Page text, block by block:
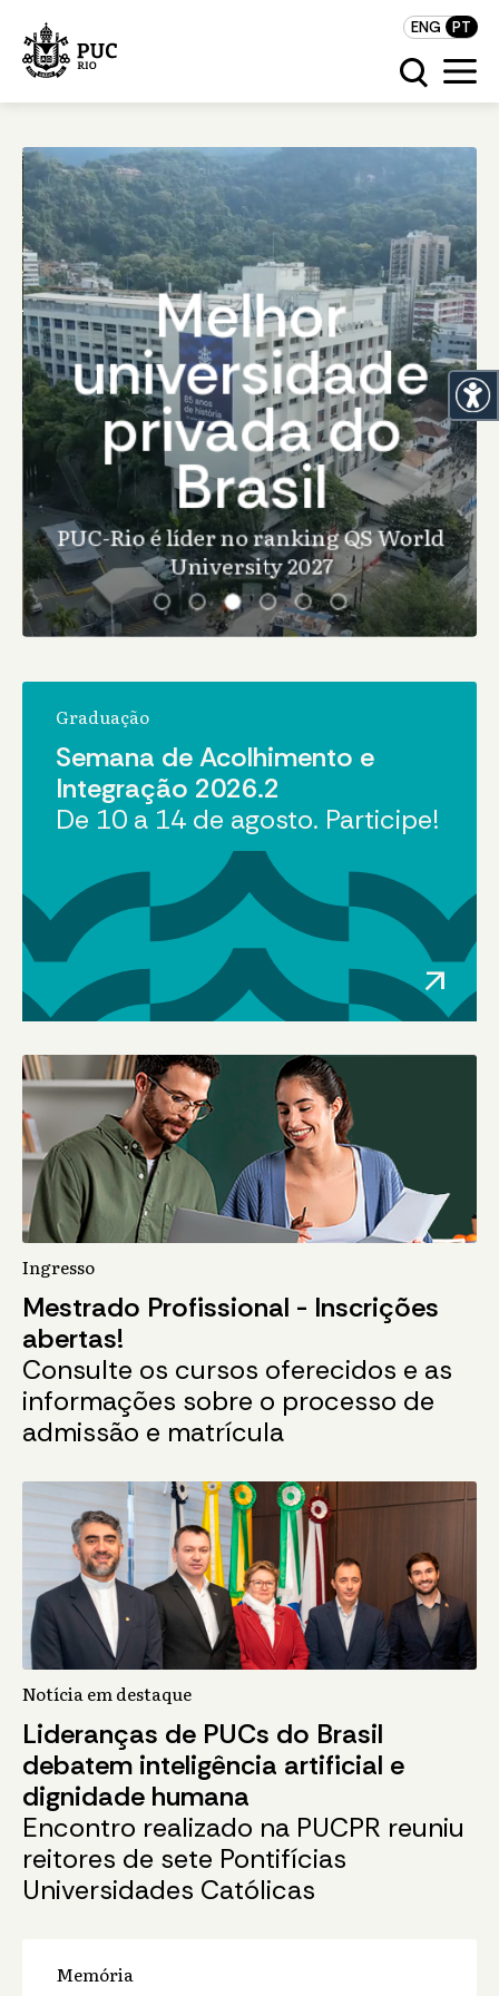
ENG PT
Melhor
universidade
privada do
Brasil
PUC-Rio é líder no ranking QS World
University 2027
Graduação
Semana de Acolhimento e
Integração 2026.2
De 10 a 14 de agosto. Participe!
arrow_outward
Ingresso
Mestrado Profissional - Inscrições
abertas!
Consulte os cursos oferecidos e as
informações sobre o processo de
admissão e matrícula
Notícia em destaque
Lideranças de PUCs do Brasil
debatem inteligência artificial e
dignidade humana
Encontro realizado na PUCPR reuniu
reitores de sete Pontifícias
Universidades Católicas
Memória